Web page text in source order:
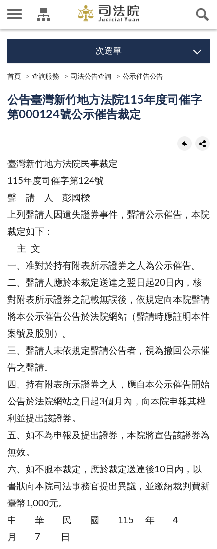
次選單
首頁 查詢服務 司法公告查詢 公示催告公告
公告臺灣新竹地方法院115年度司催字
第000124號公示催告裁定
臺灣新竹地方法院民事裁定
115年度司催字第124號
聲 請 人 彭國樑
上列聲請人因遺失證券事件，聲請公示催告，本院
裁定如下：
主 文
一、准對於持有附表所示證券之人為公示催告。
二、聲請人應於本裁定送達之翌日起20日內，核
對附表所示證券之記載無誤後，依規定向本院聲請
將本公示催告公告於法院網站（聲請時應註明本件
案號及股別）。
三、聲請人未依規定聲請公告者，視為撤回公示催
告之聲請。
四、持有附表所示證券之人，應自本公示催告開始
公告於法院網站之日起3個月內，向本院申報其權
利並提出該證券。
五、如不為申報及提出證券，本院將宣告該證券為
無效。
六、如不服本裁定，應於裁定送達後10日內，以
書狀向本院司法事務官提出異議，並繳納裁判費新
臺幣1,000元。
中 華 民 國 115 年 4
月 7 日